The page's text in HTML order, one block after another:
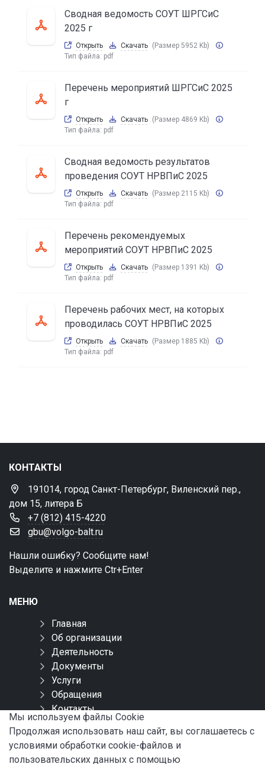
Сводная ведомость СОУТ ШРГСиС
2025 г
Открыть Скачать (Размер 5952 Kb)
Тип файла: pdf
Перечень мероприятий ШРГСиС 2025
г
Открыть Скачать (Размер 4869 Kb)
Тип файла: pdf
Сводная ведомость результатов
проведения СОУТ НРВПиС 2025
Открыть Скачать (Размер 2115 Kb)
Тип файла: pdf
Перечень рекомендуемых
мероприятий СОУТ НРВПиС 2025
Открыть Скачать (Размер 1391 Kb)
Тип файла: pdf
Перечень рабочих мест, на которых
проводилась СОУТ НРВПиС 2025
Открыть Скачать (Размер 1885 Kb)
Тип файла: pdf
КОНТАКТЫ
191014, город Санкт-Петербург, Виленский пер.,
дом 15, литера Б
+7 (812) 415-4220
gbu@volgo-balt.ru
Нашли ошибку? Сообщите нам!
Выделите и нажмите Ctr+Enter
МЕНЮ
Главная
Об организации
Деятельность
Документы
Услуги
Обращения
Контакты
Карта сайта
СОЦИАЛЬНЫЕ СЕТИ
Мы используем файлы Сookie
Продолжая использовать наш сайт, вы соглашаетесь с
условиями обработки cookie-файлов и
пользовательских данных с помощью